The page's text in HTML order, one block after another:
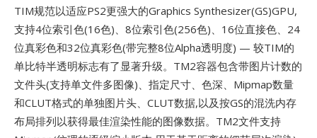
TIM规范以适应PS2更强大的Graphics Synthesizer(GS)GPU,
支持4位索引色(16色)、8位索引色(256色)、16位直接色、24
位真彩色和32位真彩色(带完整8位Alpha透明度) — 较TIM的
单比特半透明标志有了显著升级。TM2容器包含带图片计数的
文件头(支持单文件多图像)、指定尺寸、色深、Mipmap数量
和CLUT格式的单独图片头、CLUT数据,以及按GS的混洗内存
布局排列以获得最佳渲染性能的图像数据。TM2文件支持